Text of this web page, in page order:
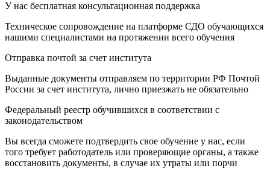
У нас бесплатная консультационная поддержка
Техническое сопровождение на платформе СДО обучающихся
нашими специалистами на протяжении всего обучения
Отправка почтой за счет института
Выданные документы отправляем по территории РФ Почтой
России за счет института, лично приезжать не обязательно
Федеральный реестр обучившихся в соответствии с
законодательством
Вы всегда сможете подтвердить свое обучение у нас, если
того требует работодатель или проверяющие органы, а также
восстановить документы, в случае их утраты или порчи